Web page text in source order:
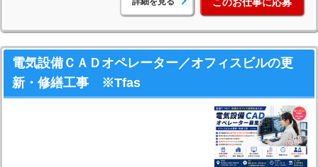
電気設備ＣＡＤオペレーター／オフィスビルの更
新・修繕工事 ※Tfas